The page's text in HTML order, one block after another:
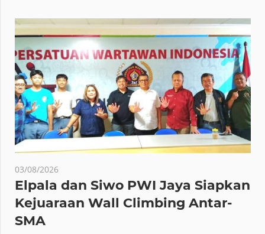
03/08/2026
Elpala dan Siwo PWI Jaya Siapkan
Kejuaraan Wall Climbing Antar-
SMA